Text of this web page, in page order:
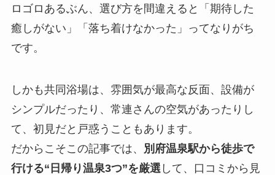
ロゴロあるぶん、選び方を間違えると「期待した
癒しがない」「落ち着けなかった」ってなりがち
です。
しかも共同浴場は、雰囲気が最高な反面、設備が
シンプルだったり、常連さんの空気があったりし
て、初見だと戸惑うこともあります。
だからこそこの記事では、
別府温泉駅から徒歩で
行ける“日帰り温泉3つ”を厳選 して、口コミから見